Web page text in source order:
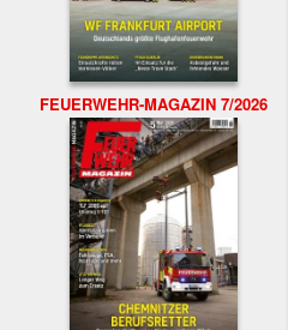
FEUERWEHR-MAGAZIN 7/2026